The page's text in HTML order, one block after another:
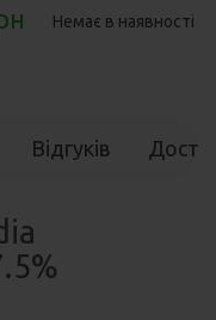
Немає в наявності
Відгуків